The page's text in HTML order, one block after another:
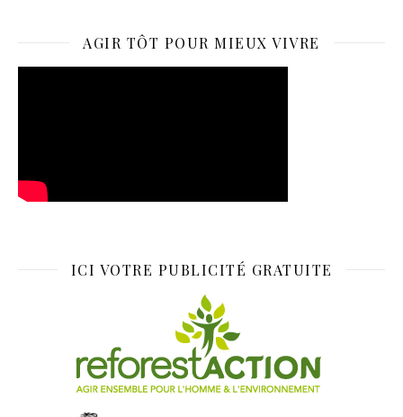
AGIR TÔT POUR MIEUX VIVRE
ICI VOTRE PUBLICITÉ GRATUITE